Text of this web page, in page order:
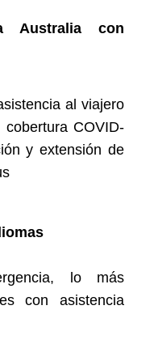
Australia con
al viajero
COVID-
y extensión de
lo más
con asistencia